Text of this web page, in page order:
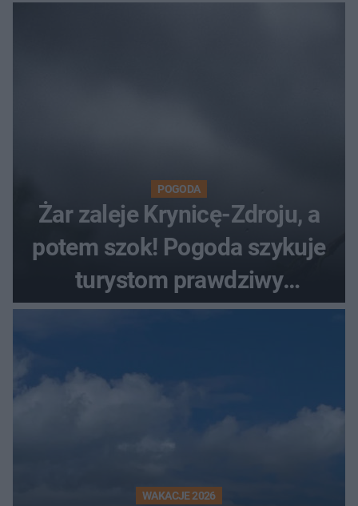
POGODA
Żar zaleje Krynicę-Zdroju, a
potem szok! Pogoda szykuje
turystom prawdziwy
rollercoaster
WAKACJE 2026